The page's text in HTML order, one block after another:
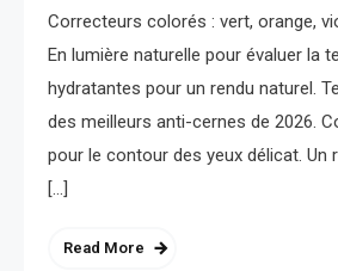
Correcteurs colorés : vert, orange,
En lumière naturelle pour évaluer la
hydratantes pour un rendu naturel.
des meilleurs anti-cernes de 2026.
pour le contour des yeux délicat. Un
[…]
Read More